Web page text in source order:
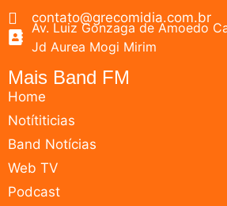
contato@grecomidia.com.br
Av. Luiz Gonzaga de Amoedo
Jd Aurea Mogi Mirim
Mais Band FM
Home
Notítiticias
Band Notícias
Web TV
Podcast